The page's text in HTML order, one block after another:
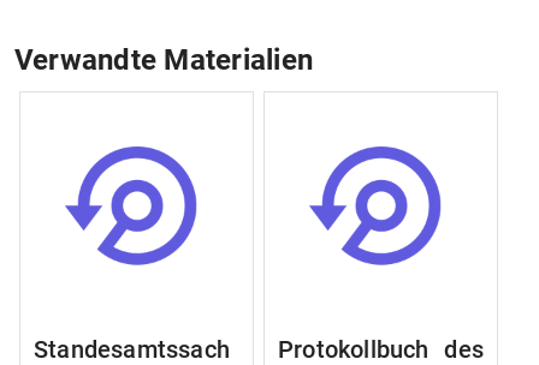
Verwandte Materialien
Standesamtssach
Protokollbuch des